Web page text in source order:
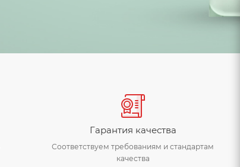
Гарантия качества
Соответствуем требованиям и стандартам
качества